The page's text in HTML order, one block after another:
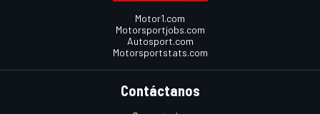
Motor1.com
Motorsportjobs.com
Autosport.com
Motorsportstats.com
Contáctanos